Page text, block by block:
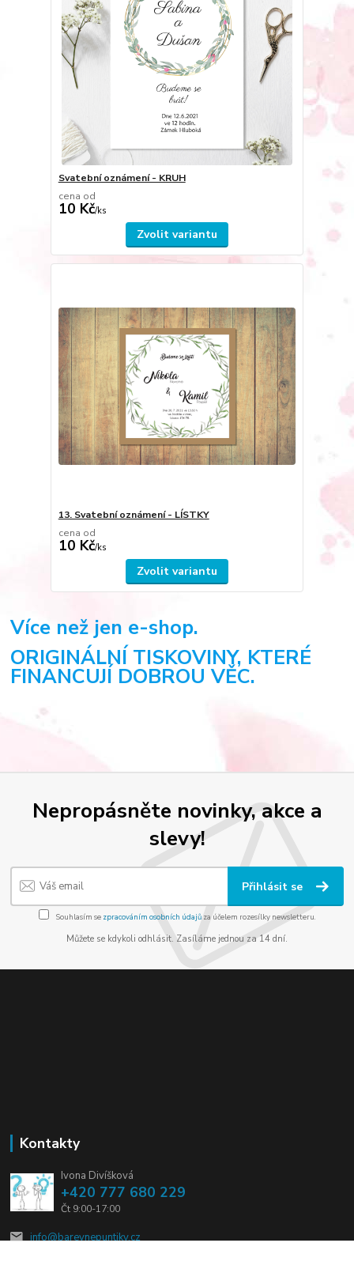
Svatební oznámení - KRUH
cena od
10 Kč/ks
Zvolit variantu
13. Svatební oznámení - LÍSTKY
cena od
10 Kč/ks
Zvolit variantu
Více než jen e-shop.
ORIGINÁLNÍ TISKOVINY, KTERÉ
FINANCUJÍ DOBROU VĚC.
Nepropásněte novinky, akce a
slevy!
Přihlásit se
Souhlasím se zpracováním osobních údajůza účelem rozesílky newsletteru.
Můžete se kdykoli odhlásit. Zasíláme jednou za 14 dní.
Kontakty
Ivona Divíšková
+420 777 680 229
Čt 9:00-17:00
info@barevnepuntiky.cz